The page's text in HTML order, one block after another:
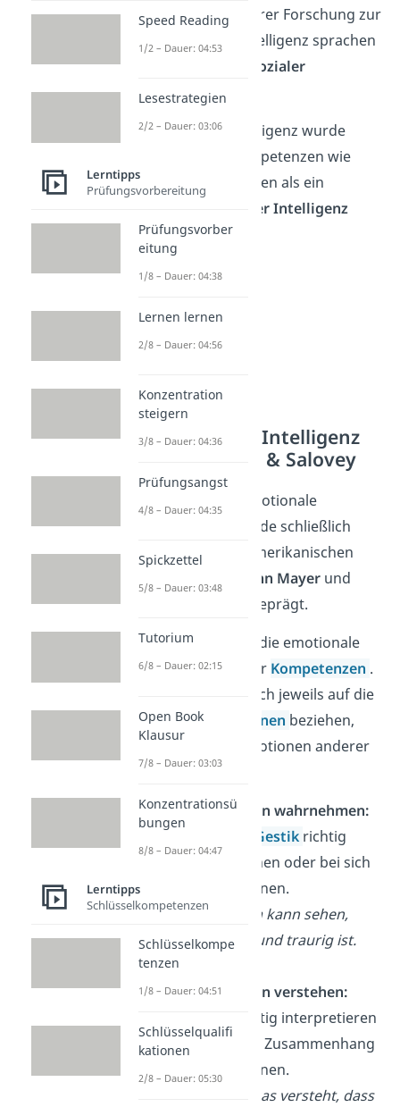
Intelligenz. In ihrer Forschung zur
allgemeinen Intelligenz sprachen
„sozialer
Intelligenz“
Die soziale Intelligenz wurde
neben Kernkompetenzen wie
logischem Denken als ein
Teil der Intelligenz
betrachtet.
Emotionale Intelligenz
nach Mayer & Salovey
Der Begriff „emotionale
Intelligenz“ wurde schließlich
1990 von den amerikanischen
John Mayer und
geprägt.
Sie unterteilten die emotionale
Intelligenz in vier Kompetenzen .
Diese können sich jeweils auf die
eigenen
Emotionen beziehen,
oder auf die Emotionen anderer
Menschen:
👁Emotionen wahrnehmen:
Mimik und Gestik richtig
deuten können oder bei sich
selbst erkennen.
Beispiel: Lisa kann sehen,
dass ihr Freund traurig ist.
💡Emotionen verstehen:
Gefühle richtig interpretieren
und in einen Zusammenhang
bringen können.
Beispiel: Lukas versteht, dass
Speed Reading
1/2 – Dauer: 04:53
Lesestrategien
2/2 – Dauer: 03:06
Lerntipps
Prüfungsvorbereitung
Prüfungsvorber
eitung
1/8 – Dauer: 04:38
Lernen lernen
2/8 – Dauer: 04:56
Konzentration
steigern
3/8 – Dauer: 04:36
Prüfungsangst
4/8 – Dauer: 04:35
Spickzettel
5/8 – Dauer: 03:48
Tutorium
6/8 – Dauer: 02:15
Open Book
Klausur
7/8 – Dauer: 03:03
Konzentrationsü
bungen
8/8 – Dauer: 04:47
Lerntipps
Schlüsselkompetenzen
Schlüsselkompe
tenzen
1/8 – Dauer: 04:51
Schlüsselqualifi
kationen
2/8 – Dauer: 05:30